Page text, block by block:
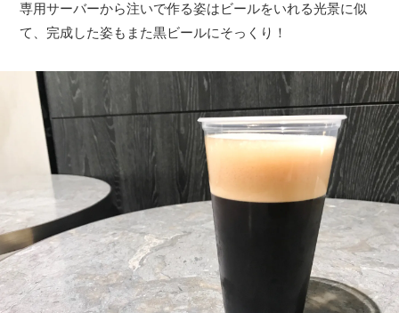
専用サーバーから注いで作る姿はビールをいれる光景に似
て、完成した姿もまた黒ビールにそっくり！